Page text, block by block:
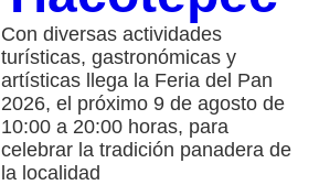
Con diversas actividades
turísticas, gastronómicas y
artísticas llega la Feria del Pan
2026, el próximo 9 de agosto de
10:00 a 20:00 horas, para
celebrar la tradición panadera de
la localidad